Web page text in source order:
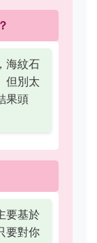
海紋石
但別太
果頭
要基於
要對你